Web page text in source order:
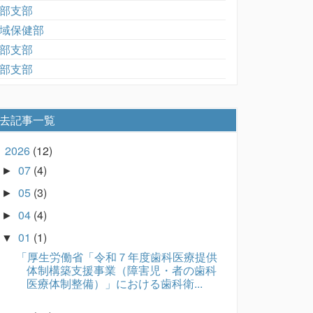
支部
保健部
支部
支部
記事一覧
2026 (12)
► 07 (4)
► 05 (3)
► 04 (4)
▼ 01 (1)
「厚生労働省「令和７年度歯科医療提供
体制構築支援事業（障害児・者の歯科
医療体制整備）」における歯科衛...